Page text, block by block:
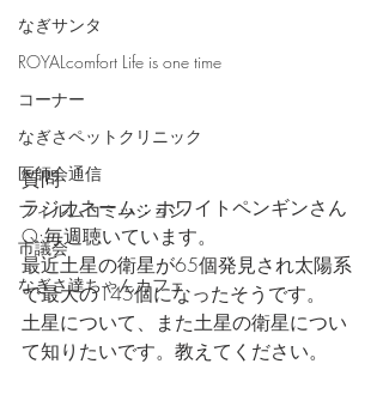
なぎサンタ
ROYALcomfort Life is one time
コーナー
なぎさペットクリニック
医師会通信
フィルムコミッション
市議会
なぎさ達ちゃんカフェ
質問
ラジオネーム：ホワイトペンギンさん
Q:毎週聴いています。
最近土星の衛星が65個発見され太陽系
で最大の145個になったそうです。
土星について、また土星の衛星につい
て知りたいです。教えてください。